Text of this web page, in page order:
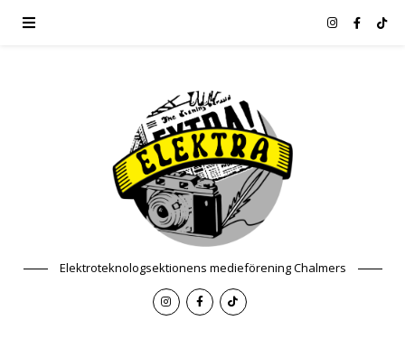
Elektroteknologsektionens medieförening Chalmers